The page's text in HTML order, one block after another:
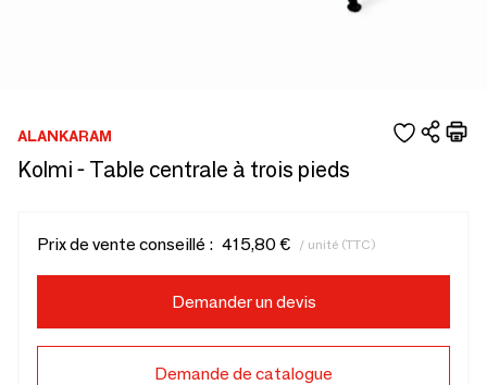
ALANKARAM
Kolmi - Table centrale à trois pieds
Prix de vente conseillé : 415,80 € / unité (TTC)
Demander un devis
Demande de catalogue